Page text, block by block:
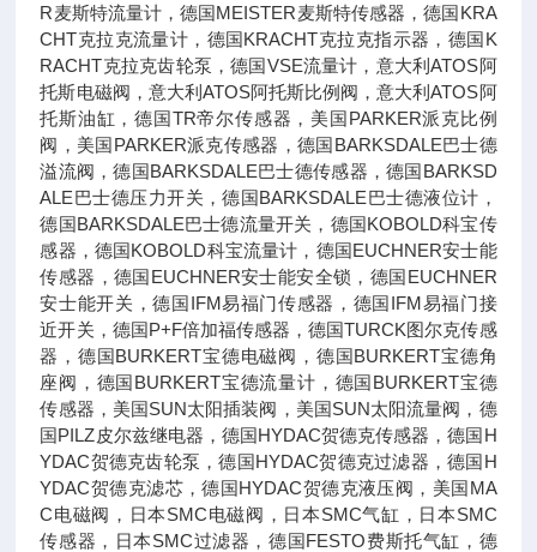
R麦斯特流量计，德国MEISTER麦斯特传感器，德国KRA
CHT克拉克流量计，德国KRACHT克拉克指示器，德国K
RACHT克拉克齿轮泵，德国VSE流量计，意大利ATOS阿
托斯电磁阀，意大利ATOS阿托斯比例阀，意大利ATOS阿
托斯油缸，德国TR帝尔传感器，美国PARKER派克比例
阀，美国PARKER派克传感器，德国BARKSDALE巴士德
溢流阀，德国BARKSDALE巴士德传感器，德国BARKSD
ALE巴士德压力开关，德国BARKSDALE巴士德液位计，
德国BARKSDALE巴士德流量开关，德国KOBOLD科宝传
感器，德国KOBOLD科宝流量计，德国EUCHNER安士能
传感器，德国EUCHNER安士能安全锁，德国EUCHNER
安士能开关，德国IFM易福门传感器，德国IFM易福门接
近开关，德国P+F倍加福传感器，德国TURCK图尔克传感
器，德国BURKERT宝德电磁阀，德国BURKERT宝德角
座阀，德国BURKERT宝德流量计，德国BURKERT宝德
传感器，美国SUN太阳插装阀，美国SUN太阳流量阀，德
国PILZ皮尔兹继电器，德国HYDAC贺德克传感器，德国H
YDAC贺德克齿轮泵，德国HYDAC贺德克过滤器，德国H
YDAC贺德克滤芯，德国HYDAC贺德克液压阀，美国MA
C电磁阀，日本SMC电磁阀，日本SMC气缸，日本SMC
传感器，日本SMC过滤器，德国FESTO费斯托气缸，德